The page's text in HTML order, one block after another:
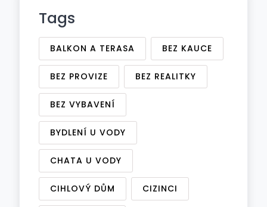
Tags
BALKON A TERASA BEZ KAUCE
BEZ PROVIZE BEZ REALITKY
BEZ VYBAVENÍ
BYDLENÍ U VODY
CHATA U VODY
CIHLOVÝ DŮM CIZINCI